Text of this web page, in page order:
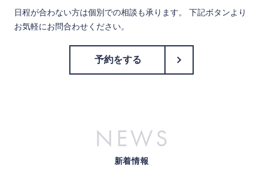
日程が合わない方は個別での相談も承ります。 下記ボタンより
お気軽にお問合わせください。
予約をする
NEWS
新着情報